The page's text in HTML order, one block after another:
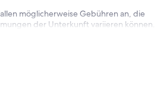
möglicherweise Gebühren an, die
der Unterkunft variieren können.